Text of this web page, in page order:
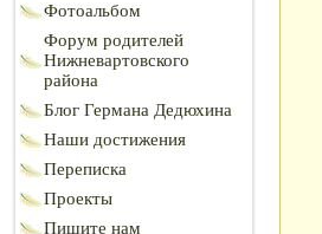
Фотоальбом
Форум родителей
Нижневартовского
района
Блог Германа Дедюхина
Наши достижения
Переписка
Проекты
Пишите нам